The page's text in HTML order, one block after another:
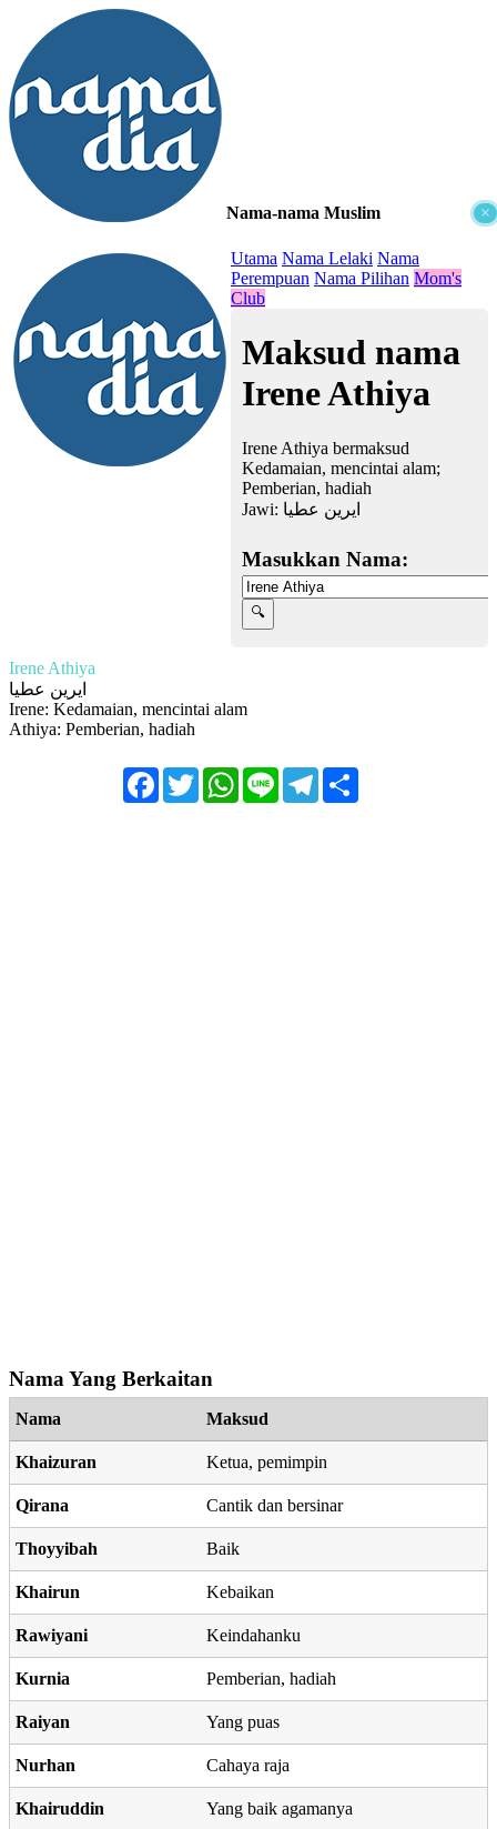
×
Nama-nama Muslim
Utama Nama Lelaki Nama
Perempuan Nama Pilihan Mom's
Club
Maksud nama
Irene Athiya
Irene Athiya bermaksud
Kedamaian, mencintai alam;
Pemberian, hadiah
Jawi: ايرين عطيا
Masukkan Nama:
Irene Athiya
ايرين عطيا
Irene: Kedamaian, mencintai alam
Athiya: Pemberian, hadiah
FacebookTwitterWhatsApp
Line Telegram
Nama Yang Berkaitan
Nama Maksud
Khaizuran Ketua, pemimpin
Qirana Cantik dan bersinar
Thoyyibah Baik
Khairun Kebaikan
Rawiyani Keindahanku
Kurnia Pemberian, hadiah
Raiyan Yang puas
Nurhan Cahaya raja
Khairuddin Yang baik agamanya